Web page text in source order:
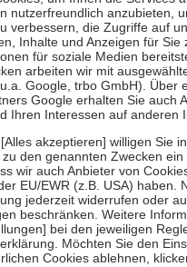
zu entrichten.
gelten grundsätzlich auch für
und häuslicher
Prozent der Kosten sowie
der Versicherten für ihre
besondere Stellung der
an bei:
Jugendlichen bis zum
der Fahrkosten
zur Vorsorge und
werden
Schutzimpfungen